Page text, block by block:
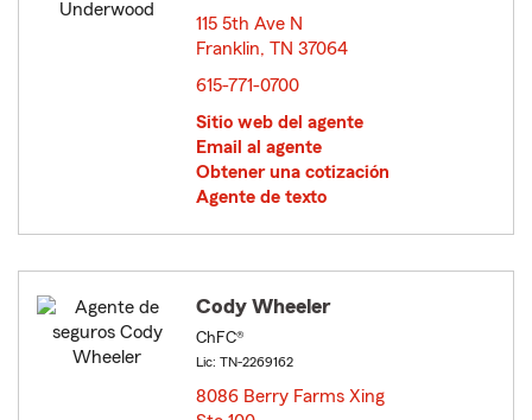
115 5th Ave N
Franklin, TN 37064
615-771-0700
Sitio web del agente
Email al agente
Obtener una cotización
Agente de texto
Cody Wheeler
ChFC®
Lic: TN-2269162
8086 Berry Farms Xing